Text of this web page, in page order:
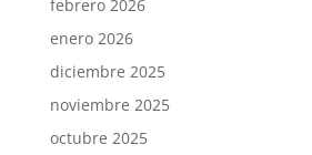
febrero 2026
enero 2026
diciembre 2025
noviembre 2025
octubre 2025